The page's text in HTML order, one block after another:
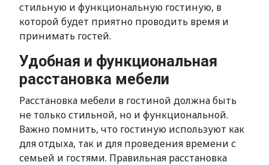
стильную и функциональную гостиную, в
которой будет приятно проводить время и
принимать гостей.
Удобная и функциональная
расстановка мебели
Расстановка мебели в гостиной должна быть
не только стильной, но и функциональной.
Важно помнить, что гостиную используют как
для отдыха, так и для проведения времени с
семьей и гостями. Правильная расстановка